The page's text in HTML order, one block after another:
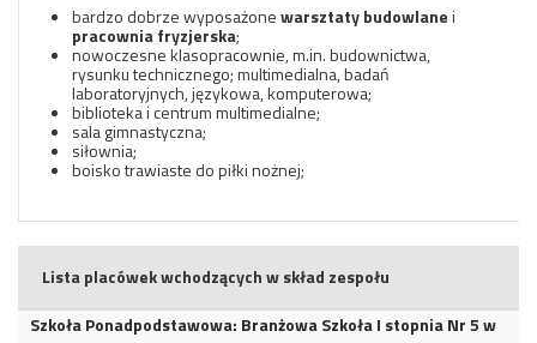
bardzo dobrze wyposażonewarsztaty budowlanei
pracownia fryzjerska;
nowoczesne klasopracownie, m.in. budownictwa,
rysunku technicznego; multimedialna, badań
laboratoryjnych, językowa, komputerowa;
biblioteka i centrum multimedialne;
sala gimnastyczna;
siłownia;
boisko trawiaste do piłki nożnej;
Lista placówek wchodzących w skład zespołu
Szkoła Ponadpodstawowa: Branżowa Szkoła I stopnia Nr 5 w